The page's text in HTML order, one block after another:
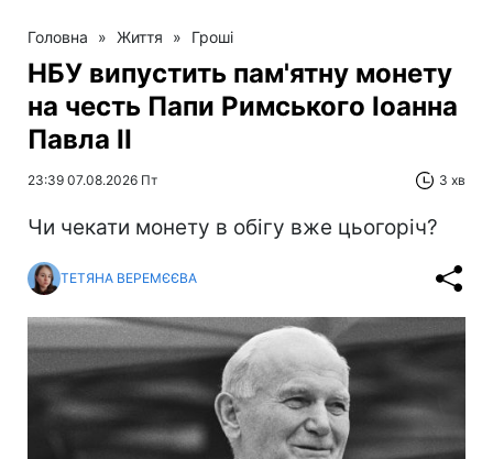
Головна » Життя » Гроші
НБУ випустить пам'ятну монету
на честь Папи Римського Іоанна
Павла II
23:39 07.08.2026 Пт 3 хв
Чи чекати монету в обігу вже цьогоріч?
ТЕТЯНА ВЕРЕМЄЄВА